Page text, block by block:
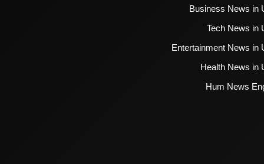
Business News in
Tech News in
Entertainment News in
Health News in
Hum News